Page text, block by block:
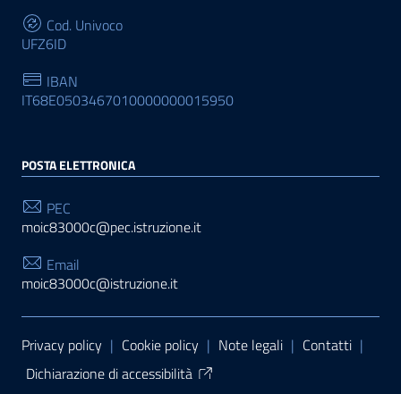
Cod. Univoco
UFZ6ID
IBAN
IT68E0503467010000000015950
POSTA ELETTRONICA
PEC
moic83000c@pec.istruzione.it
Email
moic83000c@istruzione.it
Sezione Link Utili
Privacy policy | Cookie policy | Note legali | Contatti |
Dichiarazione di accessibilità